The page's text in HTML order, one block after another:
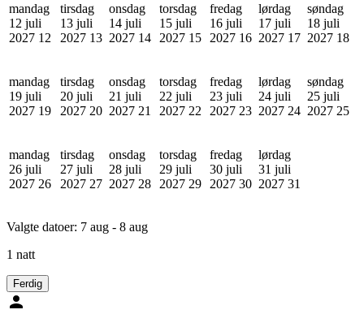
mandag
12 juli
2027 12
tirsdag
13 juli
2027 13
onsdag
14 juli
2027 14
torsdag
15 juli
2027 15
fredag
16 juli
2027 16
lørdag
17 juli
2027 17
søndag
18 juli
2027 18
mandag
19 juli
2027 19
tirsdag
20 juli
2027 20
onsdag
21 juli
2027 21
torsdag
22 juli
2027 22
fredag
23 juli
2027 23
lørdag
24 juli
2027 24
søndag
25 juli
2027 25
mandag
26 juli
2027 26
tirsdag
27 juli
2027 27
onsdag
28 juli
2027 28
torsdag
29 juli
2027 29
fredag
30 juli
2027 30
lørdag
31 juli
2027 31
Valgte datoer: 7 aug - 8 aug
1 natt
Ferdig